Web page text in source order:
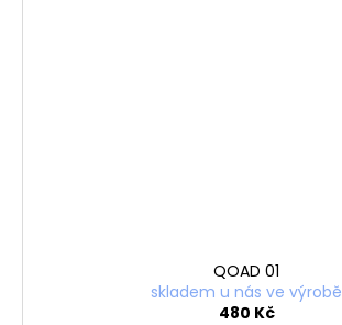
QOAD 01
skladem u nás ve výrobě
480 Kč